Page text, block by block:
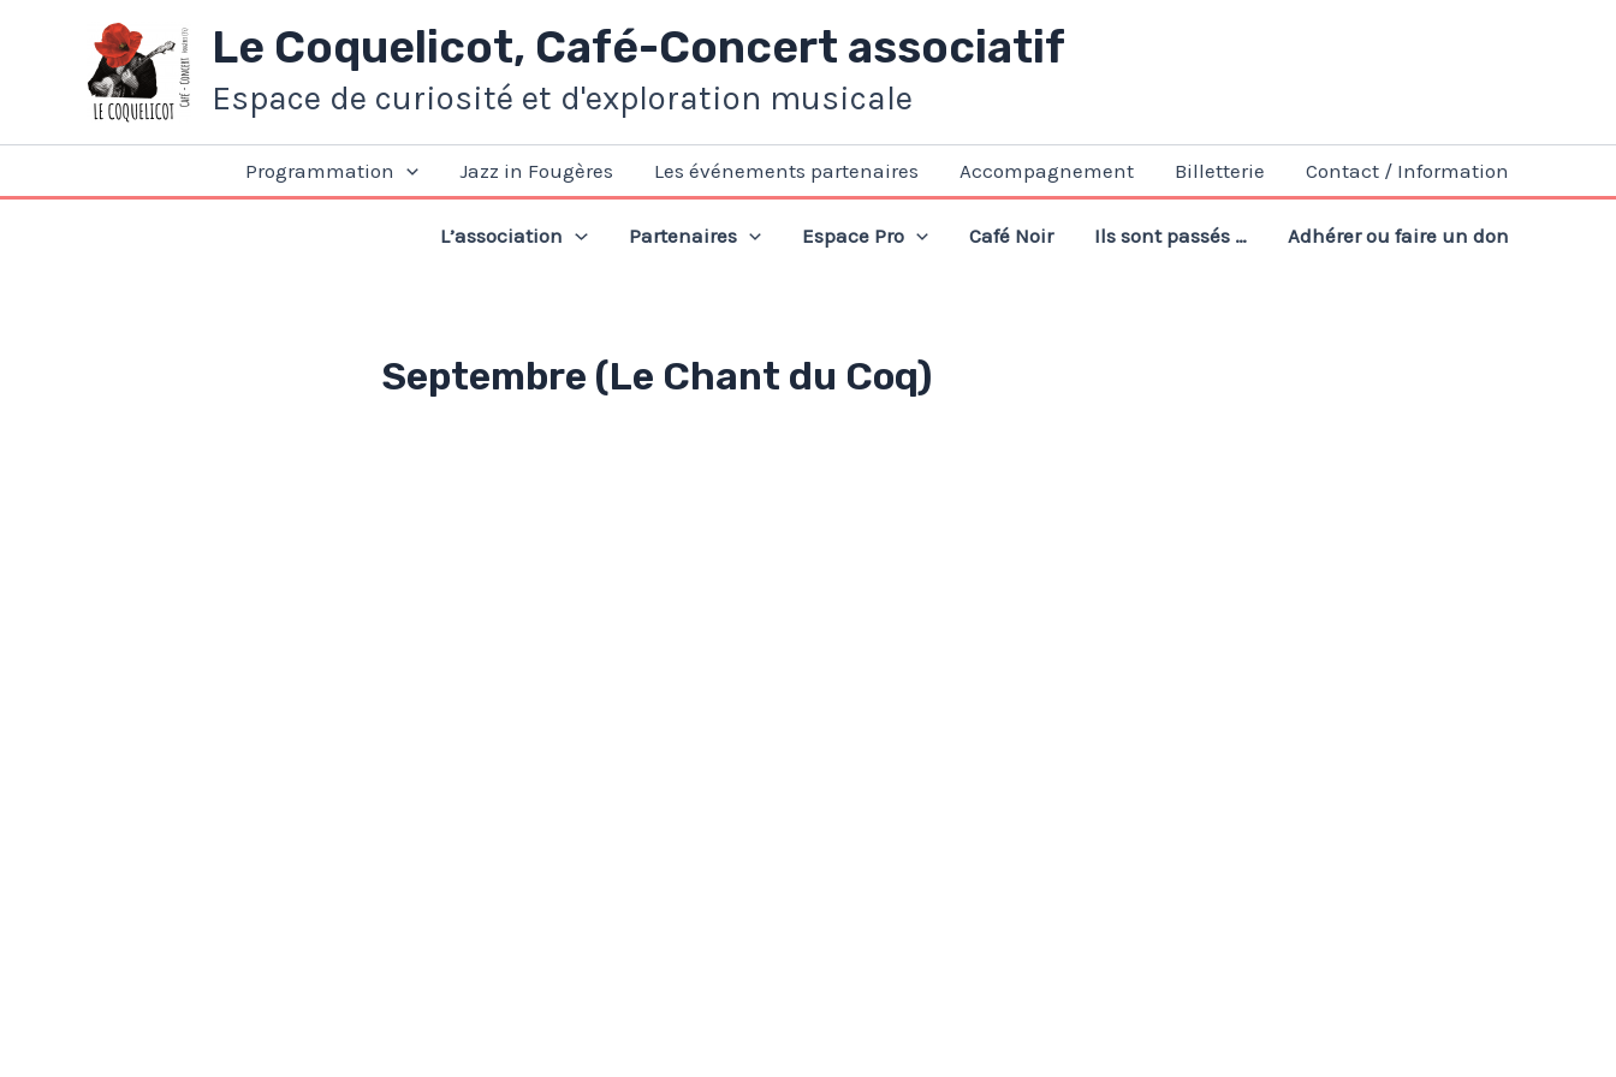
Le Coquelicot, Café-Concert associatif
Espace de curiosité et d'exploration musicale
Programmation Jazz in Fougères Les événements partenaires Accompagnement Billetterie Contact / Information
L’association Partenaires Espace Pro Café Noir Ils sont passés … Adhérer ou faire un don
Septembre (Le Chant du Coq)